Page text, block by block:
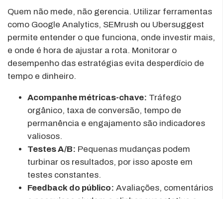
Quem não mede, não gerencia. Utilizar ferramentas
como Google Analytics, SEMrush ou Ubersuggest
permite entender o que funciona, onde investir mais,
e onde é hora de ajustar a rota. Monitorar o
desempenho das estratégias evita desperdício de
tempo e dinheiro.
Acompanhe métricas-chave: Tráfego
orgânico, taxa de conversão, tempo de
permanência e engajamento são indicadores
valiosos.
Testes A/B: Pequenas mudanças podem
turbinar os resultados, por isso aposte em
testes constantes.
Feedback do público: Avaliações, comentários